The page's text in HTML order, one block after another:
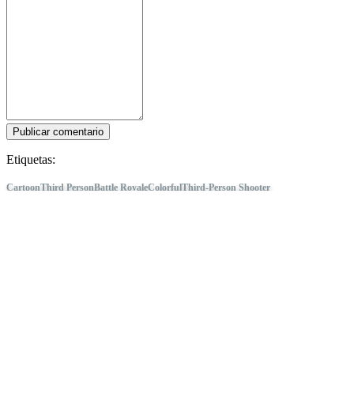
Publicar comentario
Etiquetas:
CartoonThird PersonBattle RoyaleColorfulThird-Person Shooter